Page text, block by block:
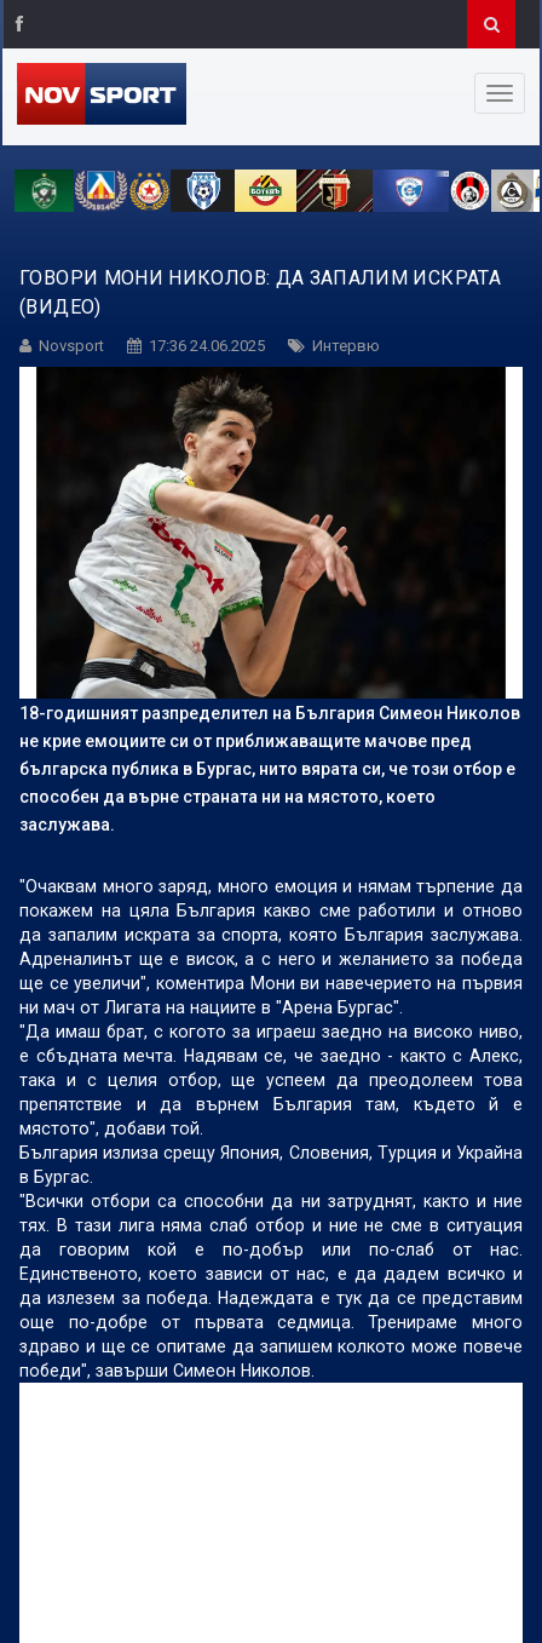
ГОВОРИ МОНИ НИКОЛОВ: ДА ЗАПАЛИМ ИСКРАТА
(ВИДЕО)
Novsport 17:36 24.06.2025 Интервю
18-годишният разпределител на България Симеон Николов
не крие емоциите си от приближаващите мачове пред
българска публика в Бургас, нито вярата си, че този отбор е
способен да върне страната ни на мястото, което
заслужава.
"Очаквам много заряд, много емоция и нямам търпение да
покажем на цяла България какво сме работили и отново
да запалим искрата за спорта, която България заслужава.
Адреналинът ще е висок, а с него и желанието за победа
ще се увеличи", коментира Мони ви навечерието на първия
ни мач от Лигата на нациите в "Арена Бургас".
"Да имаш брат, с когото за играеш заедно на високо ниво,
е сбъдната мечта. Надявам се, че заедно - както с Алекс,
така и с целия отбор, ще успеем да преодолеем това
препятствие и да върнем България там, където й е
мястото", добави той.
България излиза срещу Япония, Словения, Турция и Украйна
в Бургас.
"Всички отбори са способни да ни затруднят, както и ние
тях. В тази лига няма слаб отбор и ние не сме в ситуация
да говорим кой е по-добър или по-слаб от нас.
Единственото, което зависи от нас, е да дадем всичко и
да излезем за победа. Надеждата е тук да се представим
още по-добре от първата седмица. Тренираме много
здраво и ще се опитаме да запишем колкото може повече
победи", завърши Симеон Николов.